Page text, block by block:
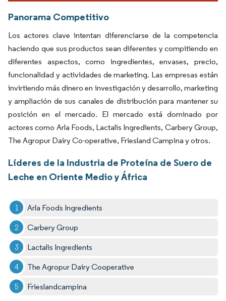
Panorama Competitivo
Los actores clave intentan diferenciarse de la competencia
haciendo que sus productos sean diferentes y compitiendo en
diferentes aspectos, como ingredientes, envases, precio,
funcionalidad y actividades de marketing. Las empresas están
invirtiendo más dinero en investigación y desarrollo, marketing
y ampliación de sus canales de distribución para mantener su
posición en el mercado. El mercado está dominado por
actores como Arla Foods, Lactalis Ingredients, Carbery Group,
The Agropur Dairy Co-operative, Friesland Campina y otros.
Líderes de la Industria de Proteína de Suero de
Leche en Oriente Medio y África
Arla Foods Ingredients
Carbery Group
Lactalis Ingredients
The Agropur Dairy Cooperative
Frieslandcampina